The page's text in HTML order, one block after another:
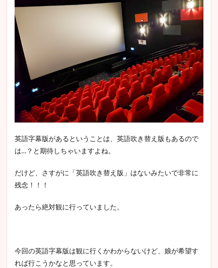
英語字幕版があるということは、英語吹き替え版もあるので
は…？と期待しちゃいますよね。
だけど、さすがに「英語吹き替え版」はないみたいで非常に
残念！！！
あったら絶対観に行っていました。
今回の英語字幕版は観に行くかわからないけど、娘が希望す
れば行こうかなと思っています。